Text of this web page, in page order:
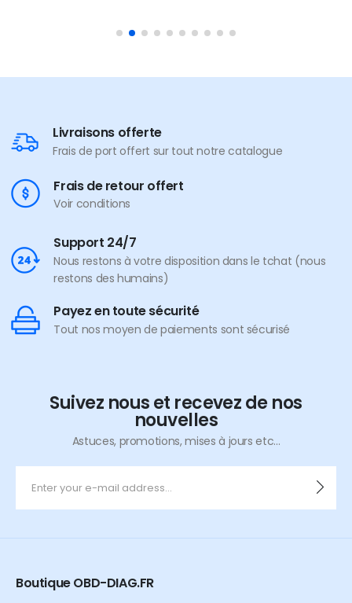
Livraisons offerte
Frais de port offert sur tout notre catalogue
Frais de retour offert
Voir conditions
Support 24/7
Nous restons à votre disposition dans le tchat (nous
restons des humains)
Payez en toute sécurité
Tout nos moyen de paiements sont sécurisé
Suivez nous et recevez de nos
nouvelles
Astuces, promotions, mises à jours etc...
Boutique OBD-DIAG.FR